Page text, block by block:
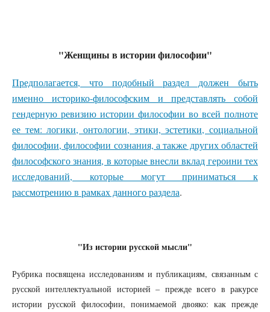
"Женщины в истории философии"
Предполагается, что подобный раздел должен быть
именно историко-философским и представлять собой
гендерную ревизию истории философии во всей полноте
ее тем: логики, онтологии, этики, эстетики, социальной
философии, философии сознания, а также других областей
философского знания, в которые внесли вклад героини тех
исследований, которые могут приниматься к
рассмотрению в рамках данного раздела.
"Из истории русской мысли"
Рубрика посвящена исследованиям и публикациям, связанным с
русской интеллектуальной историей – прежде всего в ракурсе
истории русской философии, понимаемой двояко: как прежде